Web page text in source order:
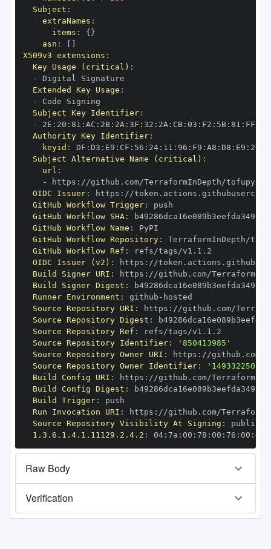
Subject :
extraNames :
items : { }
asn :
X509v3 extensions :
Key Usage (critical) :
-
Extended Key Usage :
-
Subject Key Identifier:
-
2E : 20 : 81 : AC : 2B: 2A : 3F : 32 : 2A : CB: 03 : F2 : 5B: 81 : FF
Authority Key Identifier:
keyid : DF : D3 : E9 : CF : 56 : 24: 11 : 96 : F9 : A8 : D8 : E9 : 28
Subject Alternative Name (critical) :
url :
-
https :
OIDC Issuer: https :
GitHub Workflow Trigger:
GitHub Workflow SHA:
GitHub Workflow Name :
GitHub Workflow Repository:
GitHub Workflow Ref :
OIDC Issuer (v2) : https :
Build Signer URI : https :
Build Signer Digest :
Runner Environment : github -
Source Repository URI : https :
Source Repository Digest :
Source Repository Ref :
Source Repository Identifier:
'850413985'
Source Repository Owner URI : https :
Source Repository Owner Identifier:
'149332250'
Build Config URI : https :
Build Config Digest :
Build Trigger:
Run Invocation URI : https :
Source Repository Visibility At Signing :
1.3.6.1.4.1.11129.2.4.2 : 04: 7a : 00 : 78 : 00 : 76 : 00 : dd
Raw Body
Verification